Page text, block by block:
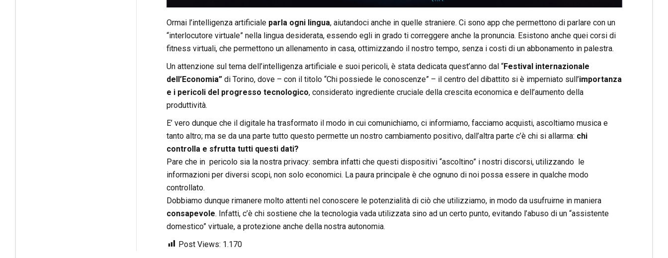
Ormai l’intelligenza artificiale parla ogni lingua, aiutandoci anche in quelle straniere. Ci sono app che permettono di parlare con un
“interlocutore virtuale” nella lingua desiderata, essendo egli in grado ti correggere anche la pronuncia. Esistono anche quei corsi di
fitness virtuali, che permettono un allenamento in casa, ottimizzando il nostro tempo, senza i costi di un abbonamento in palestra.
Un attenzione sul tema dell’intelligenza artificiale e suoi pericoli, è stata dedicata quest’anno dal “Festival internazionale
dell’Economia”di Torino, dove – con il titolo “Chi possiede le conoscenze” – il centro del dibattito si è imperniato sull’importanza
e i pericoli del progresso tecnologico, considerato ingrediente cruciale della crescita economica e dell’aumento della
produttività.
E’ vero dunque che il digitale ha trasformato il modo in cui comunichiamo, ci informiamo, facciamo acquisti, ascoltiamo musica e
tanto altro; ma se da una parte tutto questo permette un nostro cambiamento positivo, dall’altra parte c’è chi si allarma: chi
controlla e sfrutta tutti questi dati?
Pare che in pericolo sia la nostra privacy: sembra infatti che questi dispositivi “ascoltino” i nostri discorsi, utilizzando le
informazioni per diversi scopi, non solo economici. La paura principale è che ognuno di noi possa essere in qualche modo
controllato.
Dobbiamo dunque rimanere molto attenti nel conoscere le potenzialità di ciò che utilizziamo, in modo da usufruirne in maniera
consapevole. Infatti, c’è chi sostiene che la tecnologia vada utilizzata sino ad un certo punto, evitando l’abuso di un “assistente
domestico” virtuale, a protezione anche della nostra autonomia.
Post Views: 1.170